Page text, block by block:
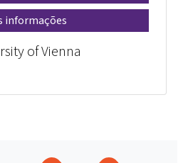
informações
of Vienna